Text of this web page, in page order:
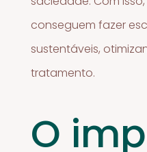
conseguem fazer
sustentáveis,
tratamento.
O